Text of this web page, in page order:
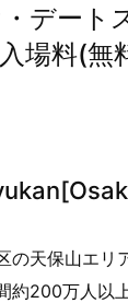
デート
場料(無
の天保山エリ
約200万人以